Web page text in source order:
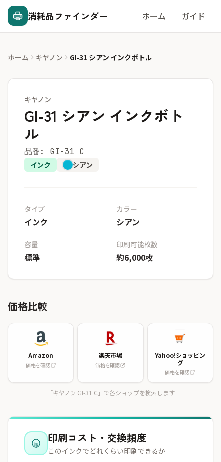
消耗品ファインダー ホーム ガイド
ホーム キヤノン GI-31 シアン インクボトル
キヤノン
GI-31 シアン インクボト
ル
品番: GI-31 C
インク シアン
タイプ
インク
カラー
シアン
容量
標準
印刷可能枚数
約6,000枚
価格比較
Amazon
価格を確認
楽天市場
価格を確認
Yahoo!ショッピン
グ
価格を確認
「キヤノン GI-31 C」で各ショップを検索します
印刷コスト・交換頻度
このインクでどれくらい印刷できるか